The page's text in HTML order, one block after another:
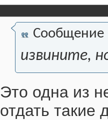
Сообщение
извините,
Это одна из
отдать такие